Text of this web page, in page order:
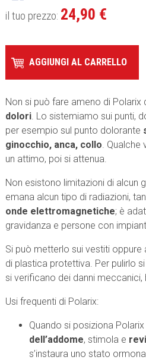
il tuo prezzo: 24,90 €
AGGIUNGI AL CARRELLO
Non si può fare ameno di Polarix
dolori. Lo sistemiamo sui punti,
per esempio sul punto dolorante
ginocchio, anca, collo. Qualche
un attimo, poi si attenua.
Non esistono limitazioni di alcun
emana alcun tipo di radiazioni,
onde elettromagnetiche; è
gravidanza e persone con
Si può metterlo sui vestiti oppure
di plastica protettiva. Per pulirlo si
si verificano dei danni
Usi frequenti di Polarix:
Quando si posiziona Polarix
dell’addome, stimola e
s’instaura uno stato